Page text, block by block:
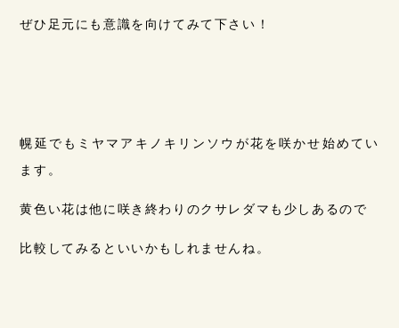
ぜひ足元にも意識を向けてみて下さい！
幌延でもミヤマアキノキリンソウが花を咲かせ始めてい
ます。
黄色い花は他に咲き終わりのクサレダマも少しあるので
比較してみるといいかもしれませんね。